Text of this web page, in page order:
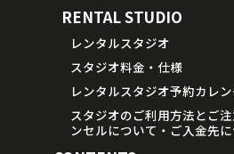
RENTAL STUDIO
レンタルスタジオ
スタジオ料金・仕様
レンタルスタジオ予約カレ
スタジオのご利用方法とご
ンセルについて・ご入金先